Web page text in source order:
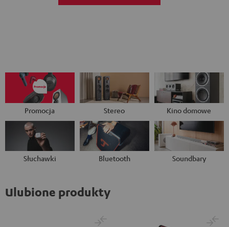
Promocja Stereo Kino domowe
Słuchawki Bluetooth Soundbary
Ulubione produkty